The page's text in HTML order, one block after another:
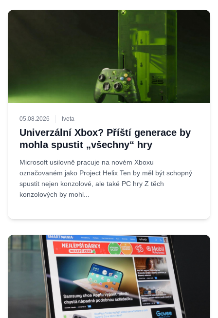
05.08.2026 Iveta
Univerzální Xbox? Příští generace by
mohla spustit „všechny“ hry
Microsoft usilovně pracuje na novém Xboxu
označovaném jako Project Helix Ten by měl být schopný
spustit nejen konzolové, ale také PC hry Z těch
konzolových by mohl...